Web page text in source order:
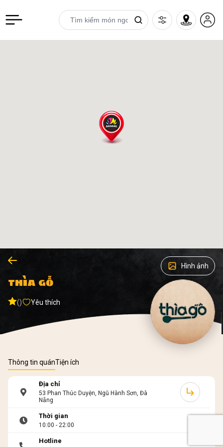
Hình ảnh
THÌA GỖ
() Yêu thích
Thông tin quánTiện ích
Địa chỉ
53 Phan Thúc Duyện, Ngũ Hành Sơn, Đà
Nẵng
Thời gian
10:00 - 22:00
Hotline